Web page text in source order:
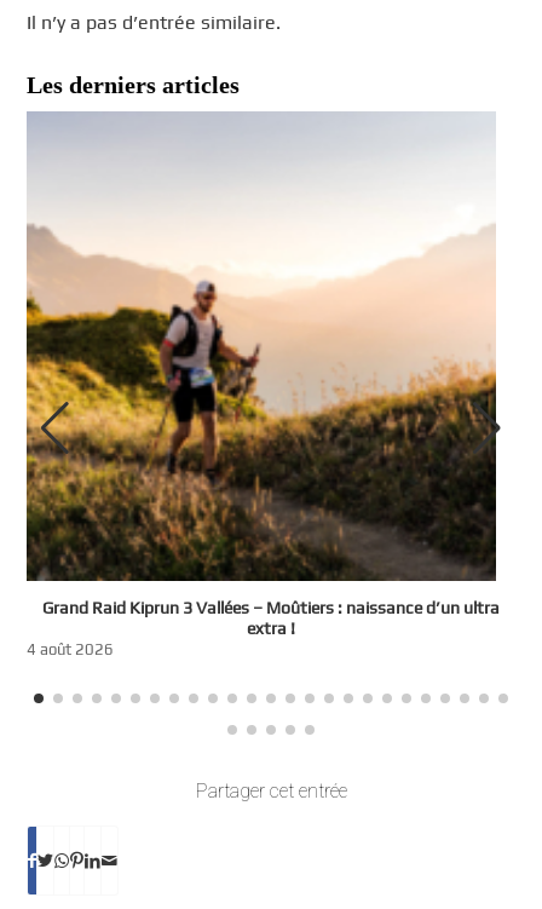
Il n’y a pas d’entrée similaire.
Les derniers articles
Grand Raid Kiprun 3 Vallées – Moûtiers : naissance d’un ultra
extra !
4 août 2026
Partager cet entrée